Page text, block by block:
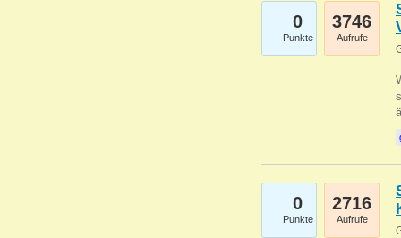
0
Punkte
3746
Aufrufe
0
Punkte
2716
Aufrufe